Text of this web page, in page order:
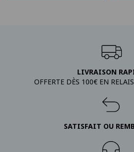
LIVRAISON
OFFERTE DÈS 100€ EN
SATISFAIT OU